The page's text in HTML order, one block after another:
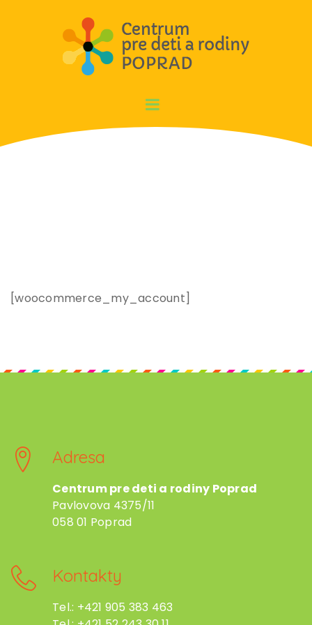
[woocommerce_my_account]
Adresa
Centrum pre deti a rodiny Poprad
Pavlovova 4375/11
058 01 Poprad
Kontakty
Tel.: +421 905 383 463